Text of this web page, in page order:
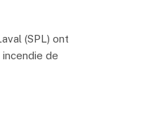
(SPL) ont
de